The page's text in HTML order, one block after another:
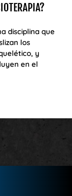
disciplina que
los
y
en el